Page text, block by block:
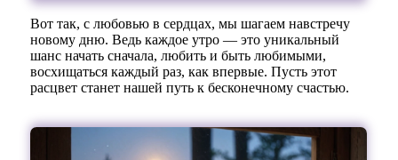
Вот так, с любовью в сердцах, мы шагаем навстречу
новому дню. Ведь каждое утро — это уникальный
шанс начать сначала, любить и быть любимыми,
восхищаться каждый раз, как впервые. Пусть этот
расцвет станет нашей путь к бесконечному счастью.